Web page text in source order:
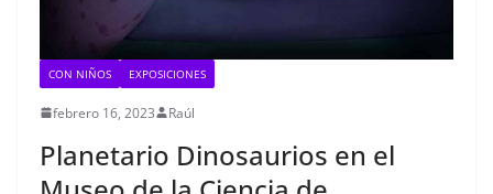
CON NIÑOS EXPOSICIONES
febrero 16, 2023 Raúl
Planetario Dinosaurios en el